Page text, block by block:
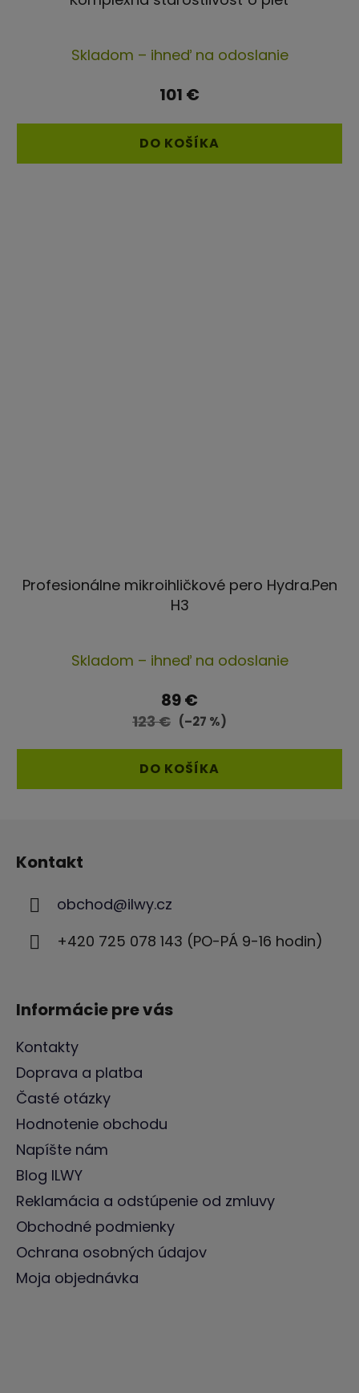
Skladom – ihneď na odoslanie
101 €
DO KOŠÍKA
Profesionálne mikroihličkové pero Hydra.Pen
H3
hodnotenie
produktu
je
z
5
Skladom – ihneď na odoslanie
89 €
123 € (–27 %)
DO KOŠÍKA
Kontakt
obchod@ilwy.cz
+420 725 078 143 (PO-PÁ 9-16 hodin)
Informácie pre vás
Kontakty
Doprava a platba
Časté otázky
Hodnotenie obchodu
Napíšte nám
Blog ILWY
Reklamácia a odstúpenie od zmluvy
Obchodné podmienky
Ochrana osobných údajov
Moja objednávka